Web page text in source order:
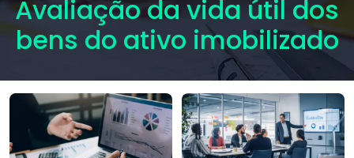
Avaliação da vida útil dos
bens do ativo imobilizado